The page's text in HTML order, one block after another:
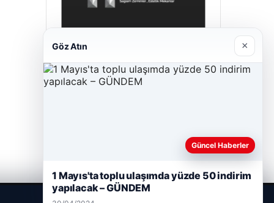
Hastaş Beton
Göz Atın ×
Güncel Haberler
1 Mayıs'ta toplu ulaşımda yüzde 50 indirim
yapılacak – GÜNDEM